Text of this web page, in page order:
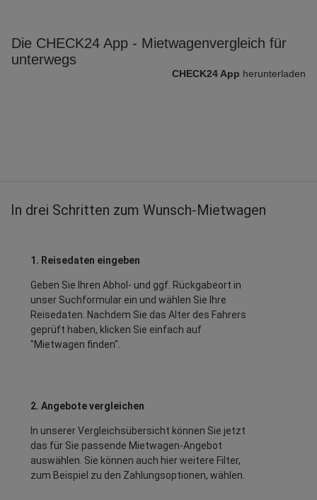
Die CHECK24 App - Mietwagenvergleich für
unterwegs
CHECK24 App herunterladen
In drei Schritten zum Wunsch-Mietwagen
1. Reisedaten eingeben
Geben Sie Ihren Abhol- und ggf. Rückgabeort in
unser Suchformular ein und wählen Sie Ihre
Reisedaten. Nachdem Sie das Alter des Fahrers
geprüft haben, klicken Sie einfach auf
"Mietwagen finden".
2. Angebote vergleichen
In unserer Vergleichsübersicht können Sie jetzt
das für Sie passende Mietwagen-Angebot
auswählen. Sie können auch hier weitere Filter,
zum Beispiel zu den Zahlungsoptionen, wählen.